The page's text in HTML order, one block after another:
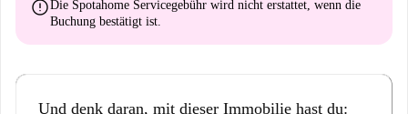
errorDie Spotahome Servicegebühr wird nicht erstattet, wenn die
Buchung bestätigt ist.
Und denk daran, mit dieser Immobilie hast du: